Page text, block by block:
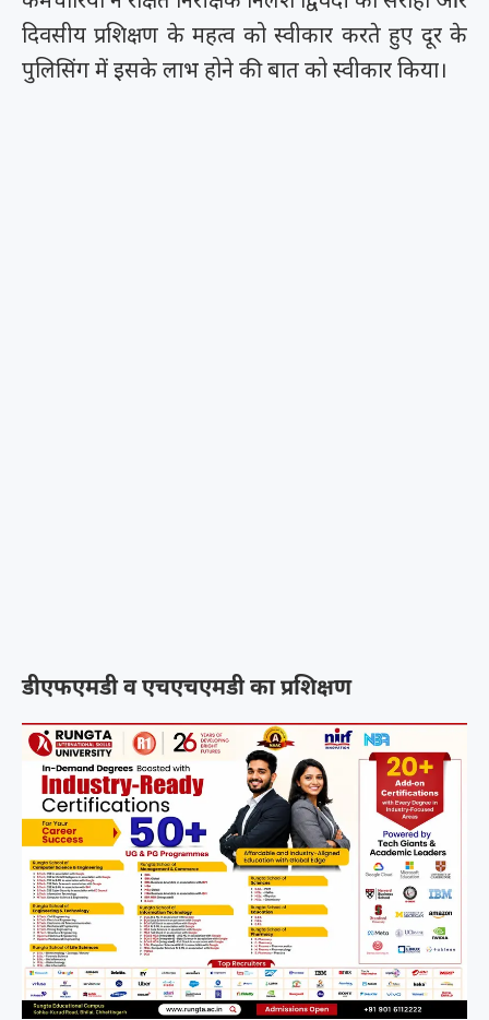
दिवसीय प्रशिक्षण के महत्व को स्वीकार करते हुए दूर के
पुलिसिंग में इसके लाभ होने की बात को स्वीकार किया।
डीएफएमडी व एचएचएमडी का प्रशिक्षण